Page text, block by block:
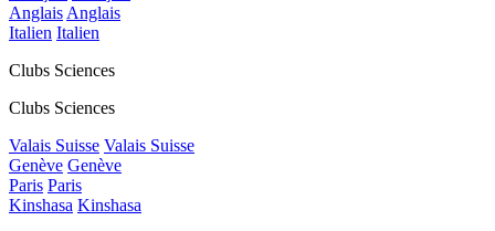
Anglais Anglais
Italien Italien
Clubs Sciences
Clubs Sciences
Valais Suisse Valais Suisse
Genève Genève
Paris Paris
Kinshasa Kinshasa